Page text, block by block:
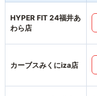
HYPER FIT 24福井あ
わら店
カーブスみくにiza店